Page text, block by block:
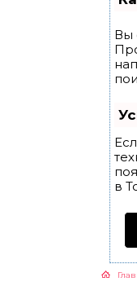
Вы
в